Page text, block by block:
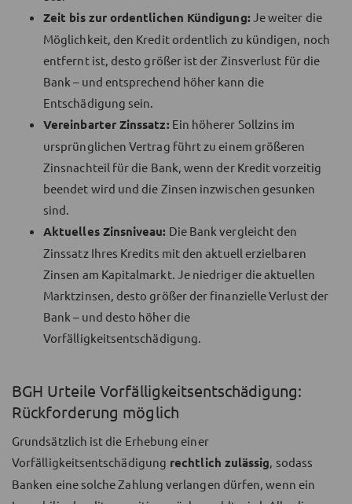
Zeit bis zur ordentlichen Kündigung: Je weiter die
Möglichkeit, den Kredit ordentlich zu kündigen, noch
entfernt ist, desto größer ist der Zinsverlust für die
Bank – und entsprechend höher kann die
Entschädigung sein.
Vereinbarter Zinssatz: Ein höherer Sollzins im
ursprünglichen Vertrag führt zu einem größeren
Zinsnachteil für die Bank, wenn der Kredit vorzeitig
beendet wird und die Zinsen inzwischen gesunken
sind.
Aktuelles Zinsniveau: Die Bank vergleicht den
Zinssatz Ihres Kredits mit den aktuell erzielbaren
Zinsen am Kapitalmarkt. Je niedriger die aktuellen
Marktzinsen, desto größer der finanzielle Verlust der
Bank – und desto höher die
Vorfälligkeitsentschädigung.
BGH Urteile Vorfälligkeitsentschädigung:
Rückforderung möglich
Grundsätzlich ist die Erhebung einer
Vorfälligkeitsentschädigung rechtlich zulässig, sodass
Banken eine solche Zahlung verlangen dürfen, wenn ein